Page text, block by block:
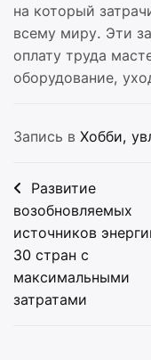
на который
всему миру. Эти
оплату труда
оборудование,
Запись в Хобби,
Навигация
по
записям
Развитие
возобновляемых
источников
30 стран с
максимальными
затратами